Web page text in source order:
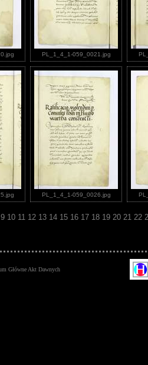
PL_1_4_1-059_0021.jpg
PL_1_4_1-059_0026.jpg
9 10 11 12 13 14 15 16 17 18 19 20 21 22
Główne Akt Dawnych